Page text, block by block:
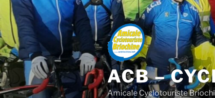
Aller
au
contenu
principal
ACB –
Amicale Cyclotouriste